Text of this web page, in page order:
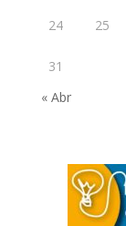
24 25
31
« Abr